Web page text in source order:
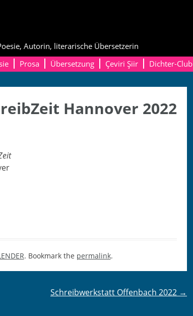
Autorin, literarische Übersetzerin
Prosa Übersetzung Çeviri Şiir Dichter-Club
Hannover 2022
. Bookmark the permalink.
Schreibwerkstatt Offenbach 2022 →